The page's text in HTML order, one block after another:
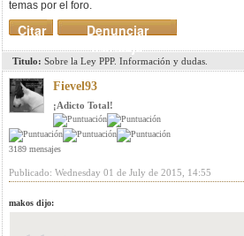
temas por el foro.
Denunciar
mensaje
Citar
Titulo: Sobre la Ley PPP. Información y dudas.
Fievel93
¡Adicto Total!
3189 mensajes
Publicado: Wednesday 01 de July de 2015, 14:55
makos dijo: